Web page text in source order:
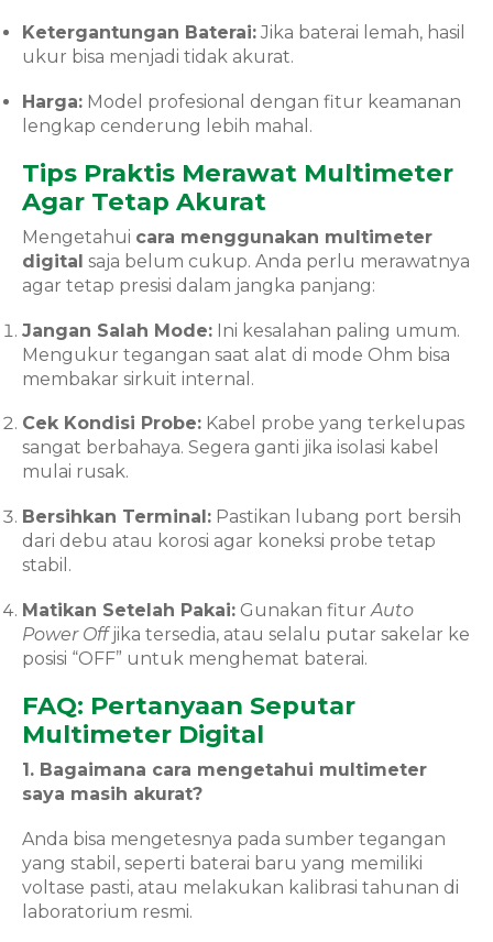
Ketergantungan Baterai: Jika baterai lemah, hasil
ukur bisa menjadi tidak akurat.
Harga: Model profesional dengan fitur keamanan
lengkap cenderung lebih mahal.
Tips Praktis Merawat Multimeter
Agar Tetap Akurat
Mengetahui cara menggunakan multimeter
digital saja belum cukup. Anda perlu merawatnya
agar tetap presisi dalam jangka panjang:
Jangan Salah Mode: Ini kesalahan paling umum.
Mengukur tegangan saat alat di mode Ohm bisa
membakar sirkuit internal.
Cek Kondisi Probe: Kabel probe yang terkelupas
sangat berbahaya. Segera ganti jika isolasi kabel
mulai rusak.
Bersihkan Terminal: Pastikan lubang port bersih
dari debu atau korosi agar koneksi probe tetap
stabil.
Matikan Setelah Pakai: Gunakan fitur Auto
Power Offjika tersedia, atau selalu putar sakelar ke
posisi “OFF” untuk menghemat baterai.
FAQ: Pertanyaan Seputar
Multimeter Digital
1. Bagaimana cara mengetahui multimeter
saya masih akurat?
Anda bisa mengetesnya pada sumber tegangan
yang stabil, seperti baterai baru yang memiliki
voltase pasti, atau melakukan kalibrasi tahunan di
laboratorium resmi.